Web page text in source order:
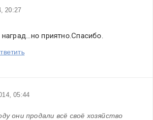
20:27
приятно.Спасибо.
05:44
они продали всё своё хозяйство